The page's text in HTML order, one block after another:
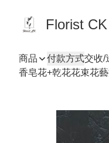
Florist CK
商品 付款方式交收/
香皂花+乾花花束花